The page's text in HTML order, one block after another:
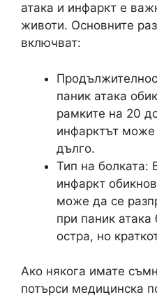
атака и инфаркт е
животи. Основните
включват:
паник атака
рамките на 20
инфарктът
дълго.
Тип на болката:
инфаркт
може да се
при паник
остра, но
Ако някога имате
потърси медицинска